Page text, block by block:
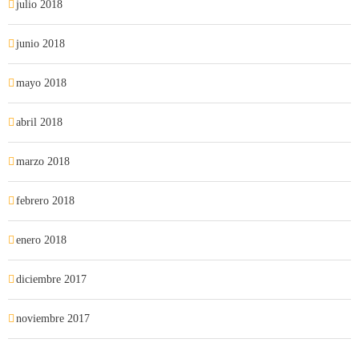
julio 2018
junio 2018
mayo 2018
abril 2018
marzo 2018
febrero 2018
enero 2018
diciembre 2017
noviembre 2017